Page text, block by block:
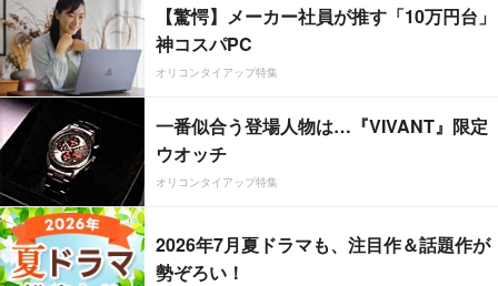
【驚愕】メーカー社員が推す「10万円台」
神コスパPC
オリコンタイアップ特集
一番似合う登場人物は…『VIVANT』限定
ウオッチ
オリコンタイアップ特集
2026年7月夏ドラマも、注目作＆話題作が
勢ぞろい！